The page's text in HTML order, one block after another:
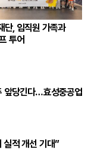
단, 임직원 가족과
투어
앞당긴다…효성중공업
실적 개선 기대”